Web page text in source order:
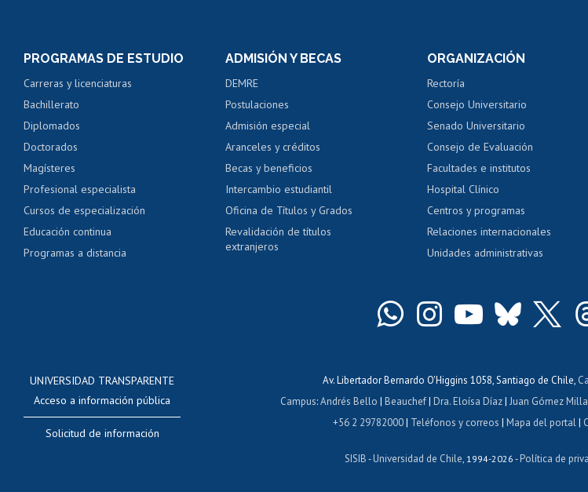
Servicio médico y dental
Pago de arancel y crédito alumnos
Pago de arancel y crédito exalumnos
Certificado de títulos y grados
Perfeccionamiento
Evaluación docente
Calificación académica
Postulación al AUCAI
Mi Uchile Ayuda tecnológica Tarjeta TUI
PROGRAMAS DE ESTUDIO
Carreras y licenciaturas
Bachillerato
Diplomados
Doctorados
Magísteres
Profesional especialista
Cursos de especialización
Educación continua
Programas a distancia
ADMISIÓN Y BECAS
DEMRE
Postulaciones
Admisión especial
Aranceles y créditos
Becas y beneficios
Intercambio estudiantil
Oficina de Títulos y Grados
Revalidación de títulos
extranjeros
ORGANIZACIÓN
Rectoría
Consejo Universitario
Senado Universitario
Consejo de Evaluación
Facultades e institutos
Hospital Clínico
Centros y programas
Relaciones internacionales
Unidades administrativas
UNIVERSIDAD TRANSPARENTE
Acceso a información pública
Solicitud de información
Av. Libertador Bernardo O'Higgins 1058, Santiago de Chile,
Campus:Andrés Bello | Beauchef| Dra. Eloísa Díaz| Juan Gómez
+56 2 29782000| Teléfonos y correos |Mapa del portal|
SISIB -Universidad de Chile , 1994-2026 -Política de